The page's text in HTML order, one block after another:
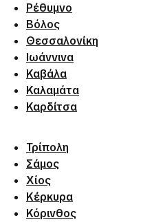
Ρέθυμνο
Βόλος
Θεσσαλονίκη
Ιωάννινα
Καβάλα
Καλαμάτα
Καρδίτσα
Τρίπολη
Σάμος
Χίος
Κέρκυρα
Κόρινθος